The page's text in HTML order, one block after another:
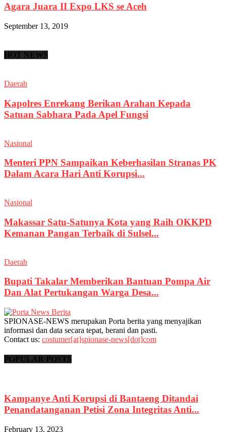
Agara Juara II Expo LKS se Aceh
September 13, 2019
HOT NEWS
Daerah
Kapolres Enrekang Berikan Arahan Kepada
Satuan Sabhara Pada Apel Fungsi
Nasional
Menteri PPN Sampaikan Keberhasilan Stranas PK
Dalam Acara Hari Anti Korupsi...
Nasional
Makassar Satu-Satunya Kota yang Raih OKKPD
Kemanan Pangan Terbaik di Sulsel...
Daerah
Bupati Takalar Memberikan Bantuan Pompa Air
Dan Alat Pertukangan Warga Desa...
SPIONASE-NEWS merupakan Porta berita yang menyajikan
informasi dan data secara tepat, berani dan pasti.
Contact us: costumer[at]spionase-news[dot]com
POPULAR POSTS
Kampanye Anti Korupsi di Bantaeng Ditandai
Penandatanganan Petisi Zona Integritas Anti...
February 13, 2023